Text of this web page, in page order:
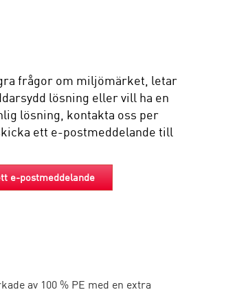
frågor om miljömärket, letar
lösning eller vill ha en
lösning, kontakta oss per
ett e-postmeddelande till
e-postmeddelande
av 100 % PE med en extra